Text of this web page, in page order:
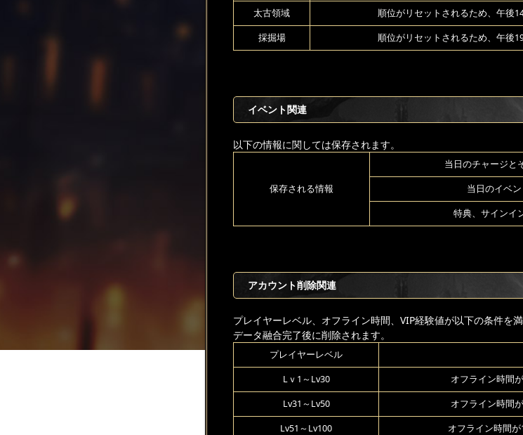
太古領域 順位がリセットされるため、午後
採掘場 順位がリセットされるため、午後
イベント関連
以下の情報に関しては保存されます。
保存される情報
当日のチャージと
当日のイベ
特典、サインイ
アカウント削除関連
プレイヤーレベル、オフライン時間、VIP経験値が以下の条件を
データ融合完了後に削除されます。
プレイヤーレベル
Lｖ1～Lv30 オフライン時間
Lv31～Lv50 オフライン時間
Lv51～Lv100 オフライン時間